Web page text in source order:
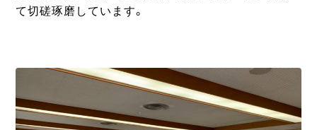
て切磋琢磨しています。